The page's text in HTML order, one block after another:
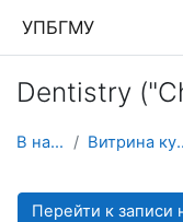
УПБГМУ
Dentistry
В начало
Перейти к записи